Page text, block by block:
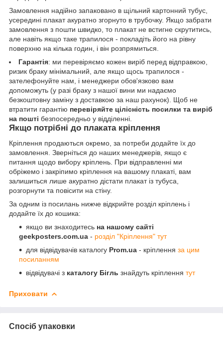
Замовлення надійно запаковано в щільний картонний тубус,
усередині плакат акуратно згорнуто в трубочку. Якщо забрати
замовлення з пошти швидко, то плакат не встигне скрутитись,
але навіть якщо таке трапилося - покладіть його на рівну
поверхню на кілька годин, і він розпрямиться.
Гарантія: ми перевіряємо кожен виріб перед відправкою,
ризик браку мінімальний, але якщо щось трапилося -
зателефонуйте нам, і менеджери обов'язково вам
допоможуть (у разі браку з нашої вини ми надаємо
безкоштовну заміну з доставкою за наш рахунок). Щоб не
втратити гарантію перевіряйте цілісність посилки та виріб
на пошті безпосередньо у відділенні.
Якщо потрібні до плаката кріплення
Кріплення продаються окремо, за потреби додайте їх до
замовлення. Зверніться до наших менеджерів, якщо є
питання щодо вибору кріплень. При відправленні ми
обріжемо і закріпимо кріплення на вашому плакаті, вам
залишиться лише акуратно дістати плакат із тубуса,
розгорнути та повісити на стіну.
За одним із посилань нижче відкрийте розділ кріплень і
додайте їх до кошика:
якщо ви знаходитесь на нашому сайті
geekposters.com.ua - розділ "Кріплення" тут
для відвідувачів каталогу Prom.ua - кріплення за цим
посиланням
відвідувачі з каталогу Бігль знайдуть кріплення тут
Приховати
Спосіб упаковки